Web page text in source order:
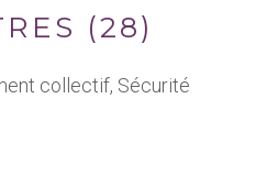
(28)
collectif, Sécurité